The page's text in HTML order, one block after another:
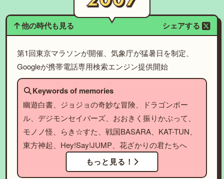
他の時代も見る シェアする
第1回東京マラソンが開催、気象庁が猛暑日を制定、
Googleが携帯電話専用検索エンジン提供開始
Keywords of memories
幽遊白書、ジョジョの奇妙な冒険、ドラゴンボー
ル、デジモンセイバーズ、おおきく振りかぶって、
モノノ怪、らき☆すた、戦国BASARA、KAT-TUN、
東方神起、Hey!Say!JUMP、花ざかりの君たちへ
もっと見る！